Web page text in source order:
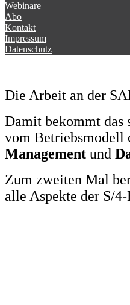
Webinare
Abo
Kontakt
Impressum
Datenschutz
Die Arbeit an der
Damit bekommt das
vom Betriebsmodell
Management und
Zum zweiten Mal
alle Aspekte der S/